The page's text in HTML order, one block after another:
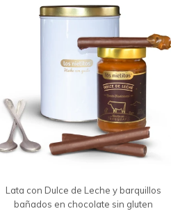
Lata con Dulce de Leche y barquillos
bañados en chocolate sin gluten